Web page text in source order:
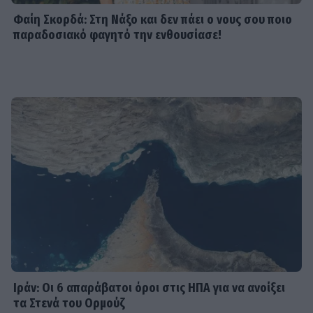
SHOWBIZ
«Εγώ, το κορίτσι μου & το
Κωνσταντίνα Μπεκιάρη: Το
διαφορετικό καλοκαίρι με τον γιο
της και το road trip που θα
θυμούνται
22 χρόνια χωρίς τον Δημήτρη
Παπαμιχαήλ – Το αφιέρωμα της
Finos Film στον αξέχαστο ηθοποιό
Φαίη Σκορδά: Στη Νάξο και δεν πάει ο νους σου ποιο
παραδοσιακό φαγητό την ενθουσίασε!
Ιράν: Οι 6 απαράβατοι όροι στις ΗΠΑ για να ανοίξει
τα Στενά του Ορμούζ